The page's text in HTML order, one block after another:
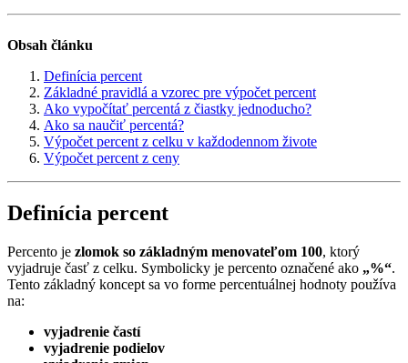
Obsah článku
Definícia percent
Základné pravidlá a vzorec pre výpočet percent
Ako vypočítať percentá z čiastky jednoducho?
Ako sa naučiť percentá?
Výpočet percent z celku v každodennom živote
Výpočet percent z ceny
Definícia percent
Percento je zlomok so základným menovateľom 100, ktorý
vyjadruje časť z celku. Symbolicky je percento označené ako „%“.
Tento základný koncept sa vo forme percentuálnej hodnoty používa
na:
vyjadrenie častí
vyjadrenie podielov